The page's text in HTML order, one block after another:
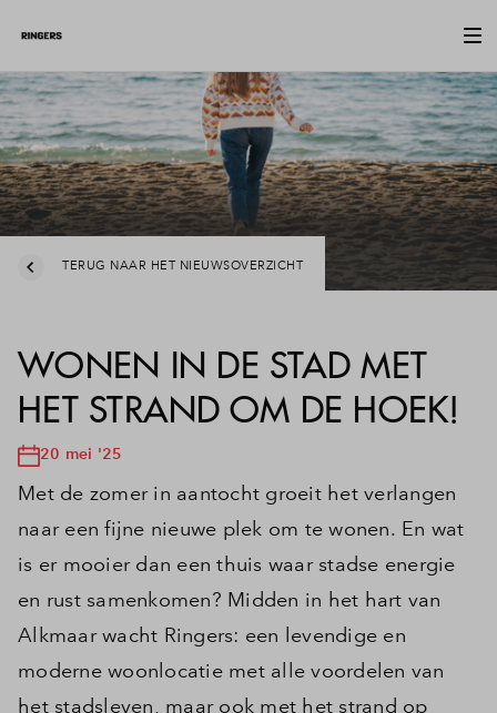
TERUG NAAR HET NIEUWSOVERZICHT
WONEN IN DE STAD MET
HET STRAND OM DE HOEK!
20 mei '25
Met de zomer in aantocht groeit het verlangen
naar een fijne nieuwe plek om te wonen. En wat
is er mooier dan een thuis waar stadse energie
en rust samenkomen? Midden in het hart van
Alkmaar wacht Ringers: een levendige en
moderne woonlocatie met alle voordelen van
het stadsleven, maar ook met het strand op